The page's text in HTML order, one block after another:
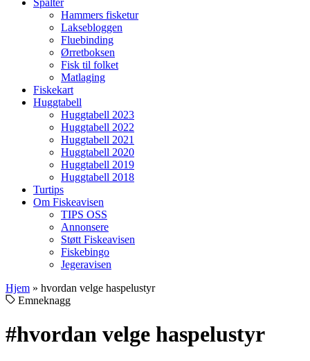
Hammers fisketur
Laksebloggen
Fluebinding
Ørretboksen
Fisk til folket
Matlaging
Fiskekart
Huggtabell
Huggtabell 2023
Huggtabell 2022
Huggtabell 2021
Huggtabell 2020
Huggtabell 2019
Huggtabell 2018
Turtips
Om Fiskeavisen
TIPS OSS
Annonsere
Støtt Fiskeavisen
Fiskebingo
Jegeravisen
Hjem » hvordan velge haspelustyr
Emneknagg
#hvordan velge haspelustyr